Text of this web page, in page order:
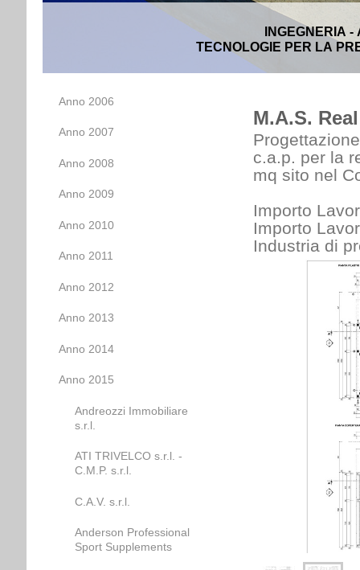
INGEGNERIA
TECNOLOGIE PER LA
M.A.S.
c.a.p. per la
mq sito nel
Importo
Importo
Industria di
Anno 2006
Anno 2007
Anno 2008
Anno 2009
Anno 2010
Anno 2011
Anno 2012
Anno 2013
Anno 2014
Anno 2015
Andreozzi Immobiliare
s.r.l.
ATI TRIVELCO s.r.l. -
C.M.P. s.r.l.
C.A.V. s.r.l.
Anderson Professional
Sport Supplements